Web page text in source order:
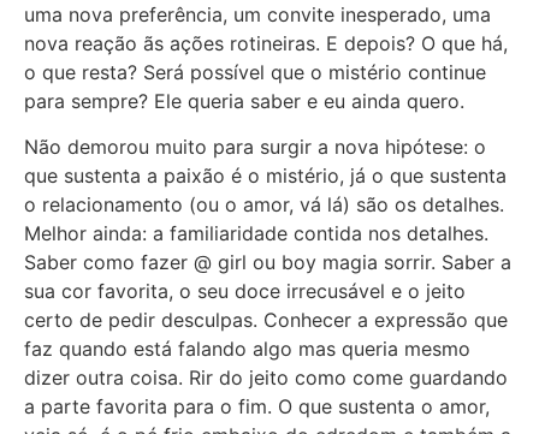
uma nova preferência, um convite inesperado, uma
nova reação ãs ações rotineiras. E depois? O que há,
o que resta? Será possível que o mistério continue
para sempre? Ele queria saber e eu ainda quero.
Não demorou muito para surgir a nova hipótese: o
que sustenta a paixão é o mistério, já o que sustenta
o relacionamento (ou o amor, vá lá) são os detalhes.
Melhor ainda: a familiaridade contida nos detalhes.
Saber como fazer @ girl ou boy magia sorrir. Saber a
sua cor favorita, o seu doce irrecusável e o jeito
certo de pedir desculpas. Conhecer a expressão que
faz quando está falando algo mas queria mesmo
dizer outra coisa. Rir do jeito como come guardando
a parte favorita para o fim. O que sustenta o amor,